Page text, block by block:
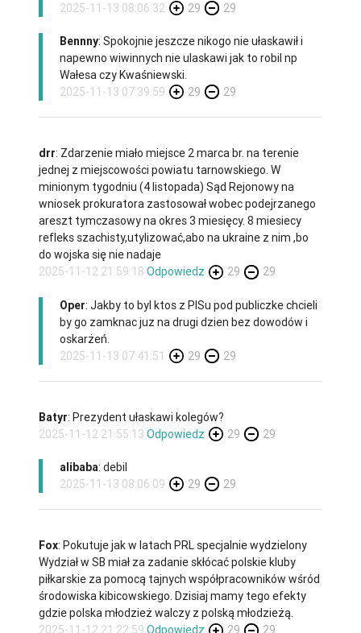
2025-11-13 08:06:32
29 29
Bennny: Spokojnie jeszcze nikogo nie ułaskawił i
napewno wiwinnych nie ulaskawi jak to robil np
Wałesa czy Kwaśniewski.
2025-11-13 07:39:59
29 29
drr: Zdarzenie miało miejsce 2 marca br. na terenie
jednej z miejscowości powiatu tarnowskiego. W
minionym tygodniu (4 listopada) Sąd Rejonowy na
wniosek prokuratora zastosował wobec podejrzanego
areszt tymczasowy na okres 3 miesięcy. 8 miesiecy
refleks szachisty,utylizować,abo na ukraine z nim ,bo
do wojska się nie nadaje
2025-11-12 21:59:18 Odpowiedz 29 29
Oper: Jakby to byl ktos z PISu pod publiczke chcieli
by go zamknac juz na drugi dzien bez dowodów i
oskarżeń.
2025-11-13 07:41:51
29 29
Batyr: Prezydent ułaskawi kolegów?
2025-11-12 21:55:13 Odpowiedz 29 29
alibaba: debil
2025-11-13 08:06:09
29 29
Fox: Pokutuje jak w latach PRL specjalnie wydzielony
Wydział w SB miał za zadanie skłócać polskie kluby
piłkarskie za pomocą tajnych współpracowników wśród
środowiska kibicowskiego. Dzisiaj mamy tego efekty
gdzie polska młodzież walczy z polską młodzieżą.